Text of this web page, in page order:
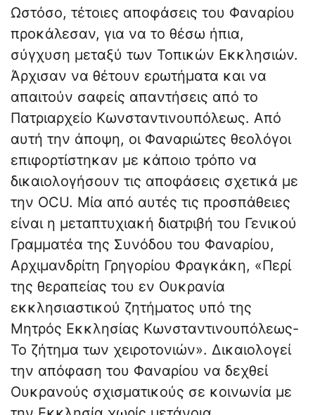
Ωστόσο, τέτοιες αποφάσεις του Φαναρίου
προκάλεσαν, για να το θέσω ήπια,
σύγχυση μεταξύ των Τοπικών Εκκλησιών.
Άρχισαν να θέτουν ερωτήματα και να
απαιτούν σαφείς απαντήσεις από το
Πατριαρχείο Κωνσταντινουπόλεως. Από
αυτή την άποψη, οι Φαναριώτες θεολόγοι
επιφορτίστηκαν με κάποιο τρόπο να
δικαιολογήσουν τις αποφάσεις σχετικά με
την OCU. Μία από αυτές τις προσπάθειες
είναι η μεταπτυχιακή διατριβή του Γενικού
Γραμματέα της Συνόδου του Φαναρίου,
Αρχιμανδρίτη Γρηγορίου Φραγκάκη, «Περί
της θεραπείας του εν Ουκρανία
εκκλησιαστικού ζητήματος υπό της
Μητρός Εκκλησίας Κωνσταντινουπόλεως-
Το ζήτημα των χειροτονιών». Δικαιολογεί
την απόφαση του Φαναρίου να δεχθεί
Ουκρανούς σχισματικούς σε κοινωνία με